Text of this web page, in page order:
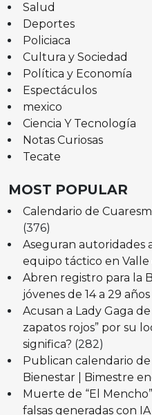
Salud
Deportes
Policiaca
Cultura y Sociedad
Política y Economía
Espectáculos
mexico
Ciencia Y Tecnología
Notas Curiosas
Tecate
MOST POPULAR
Calendario de
(376)
Aseguran autoridades
equipo táctico en Valle
Abren registro para la
jóvenes de 14 a 29 años
Acusan a Lady Gaga
zapatos rojos” por su
significa? (282)
Publican calendario
Bienestar | Bimestre
Muerte de “El
falsas generadas con